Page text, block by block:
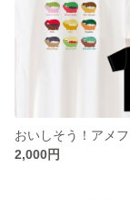
2,000円